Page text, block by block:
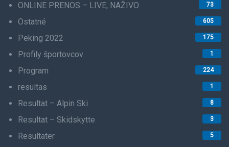
ONLINE PRENOS – LIVE, NAŽIVO 73
Ostatné 605
Peking 2022 175
Profily športovcov 1
Program 224
resultas 1
Resultat – Alpin Ski 8
Resultat – Skidskytte 3
Resultater 5